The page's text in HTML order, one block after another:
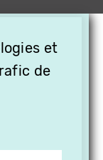
et
de
EN
VOS
!